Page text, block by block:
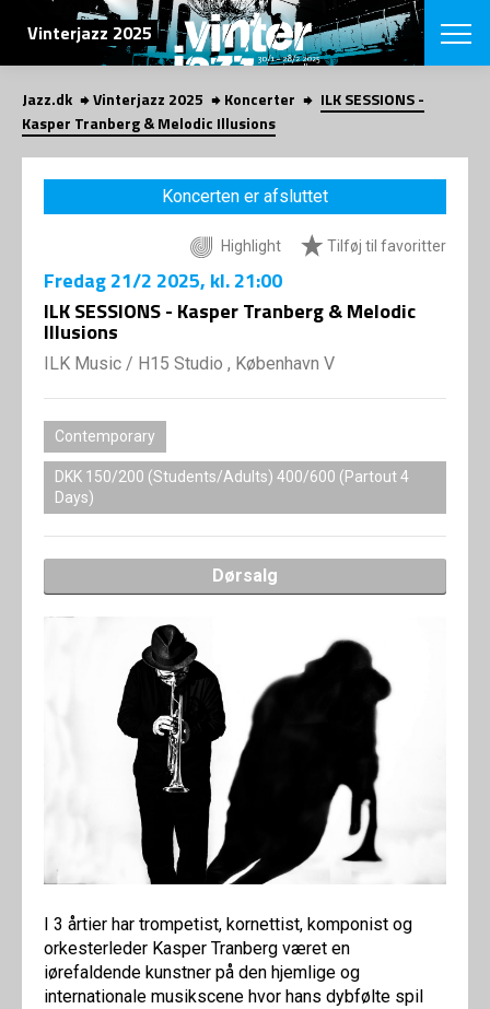
SØG
Vinterjazz 2025
English
VÆLG
VINTERJAZZ
Temaer
LOCATIONS
App
INFO
SHOP
Jazz.dk Vinterjazz 2025 Koncerter
ILK SESSIONS -
Kasper Tranberg & Melodic Illusions
Koncerten er afsluttet
Highlight Tilføj til favoritter
Fredag21/2 2025, kl. 21:00
ILK SESSIONS - Kasper Tranberg & Melodic
Illusions
ILK Music / H15 Studio , København V
Contemporary
DKK 150/200 (Students/Adults) 400/600 (Partout 4
Days)
Dørsalg
I 3 årtier har trompetist, kornettist, komponist og
orkesterleder Kasper Tranberg været en
iørefaldende kunstner på den hjemlige og
internationale musikscene hvor hans dybfølte spil